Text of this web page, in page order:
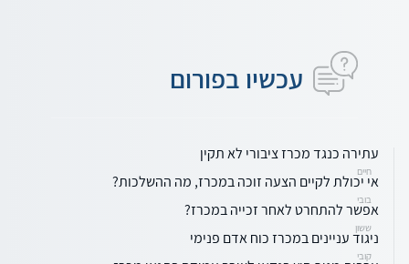
עכשיו בפורום
עתירה כנגד מכרז ציבורי לא תקין
חיים
אי יכולת לקיים הצעה זוכה במכרז, מה ההשלכות?
בובי
אפשר להתחרט לאחר זכייה במכרז?
ששון
ניגוד עניינים במכרז כוח אדם פנימי
קובי